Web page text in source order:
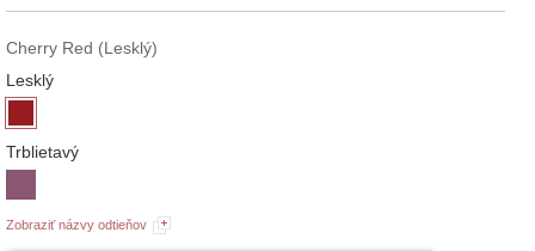
Cherry Red (Lesklý)
Lesklý
Trblietavý
Zobraziť názvy odtieňov